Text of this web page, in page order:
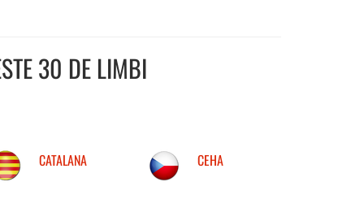
30 DE LIMBI
CATALANA CEHA